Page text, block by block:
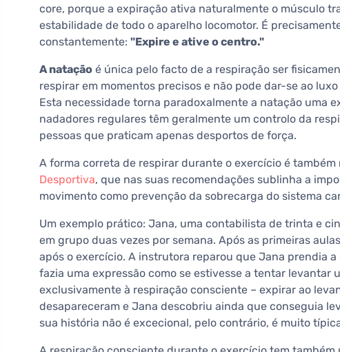
core, porque a expiração ativa naturalmente o músculo
estabilidade de todo o aparelho locomotor. É
constantemente: "Expire e ative o centro."
A natação é única pelo facto de a respiração ser
respirar em momentos precisos e não pode dar-se ao
Esta necessidade torna paradoxalmente a natação uma
nadadores regulares têm geralmente um controlo da
pessoas que praticam apenas desportos de força.
A forma correta de respirar durante o exercício é também
Desportiva, que nas suas recomendações sublinha a
movimento como prevenção da sobrecarga do sistema
Um exemplo prático: Jana, uma contabilista de trinta e
em grupo duas vezes por semana. Após as primeiras
após o exercício. A instrutora reparou que Jana prendia
fazia uma expressão como se estivesse a tentar levantar
exclusivamente à respiração consciente – expirar ao
desapareceram e Jana descobriu ainda que conseguia
sua história não é excecional, pelo contrário, é muito